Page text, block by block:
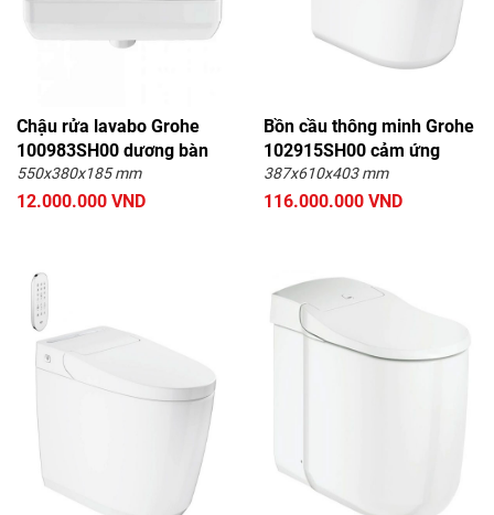
Chậu rửa lavabo Grohe
100983SH00 dương bàn
550x380x185 mm
12.000.000 VND
Bồn cầu thông minh Grohe
102915SH00 cảm ứng
387x610x403 mm
116.000.000 VND